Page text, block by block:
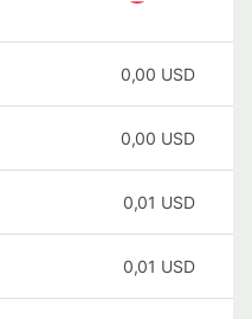
0,00 USD
0,00 USD
0,01 USD
0,01 USD